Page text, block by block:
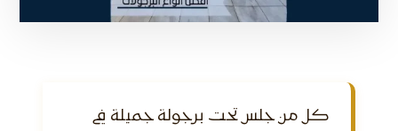
كل من جلس تحت برجولة جميلة في